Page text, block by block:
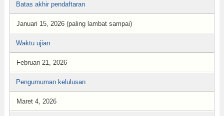
Batas akhir pendaftaran
Januari 15, 2026 (paling lambat sampai)
Waktu ujian
Februari 21, 2026
Pengumuman kelulusan
Maret 4, 2026